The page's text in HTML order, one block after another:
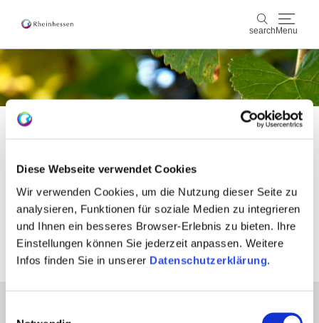
Diese Webseite verwendet Cookies
Wir verwenden Cookies, um die Nutzung dieser Seite zu
analysieren, Funktionen für soziale Medien zu integrieren
und Ihnen ein besseres Browser-Erlebnis zu bieten. Ihre
Einstellungen können Sie jederzeit anpassen. Weitere
Infos finden Sie in unserer Datenschutzerklärung.
search Menu
search
wine & culinary
events
booking & service
Shop Rheinhessen-Blog map
Please accept the use of all cookies to
view the content of this page
Accept all cookies